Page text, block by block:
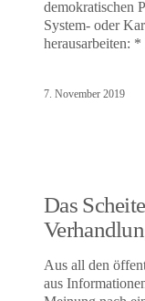
demokratischen
System- oder
herausarbeiten:
7. November 2019
Das
Aus all den
aus